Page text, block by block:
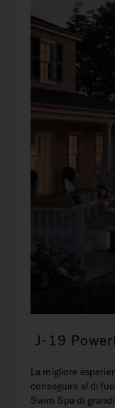
J-19 PowerPro™: Grandi
La migliore
conseguire al di
Swim Spa di